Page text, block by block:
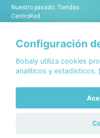
Nuestro pasado: Tiendas
CentroRed
Comerciantes
Alta de tiendas online
Condiciones de alta
Configuración
Bobaly utiliza cookies
analíticos y estadísticos.